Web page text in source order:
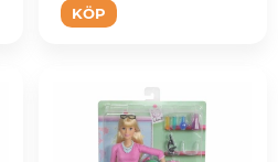
KÖP